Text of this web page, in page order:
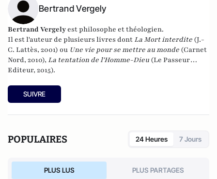
Bertrand Vergely
Bertrand Vergely est philosophe et théologien.
Il est l'auteur de plusieurs livres dont La Mort interdite (J.-
C. Lattès, 2001) ou Une vie pour se mettre au monde (Carnet
Nord, 2010), La tentation de l'Homme-Dieu (Le Passeur
Editeur, 2015).
SUIVRE
POPULAIRES 24 Heures 7 Jours
PLUS LUS PLUS PARTAGES